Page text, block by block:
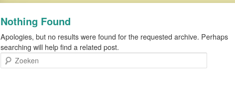
Nothing Found
Apologies, but no results were found for the requested archive. Perhaps
searching will help find a related post.
Zoeken